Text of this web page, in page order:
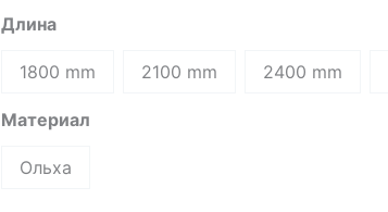
Длина
1800 mm 2100 mm 2400 mm
Материал
Ольха